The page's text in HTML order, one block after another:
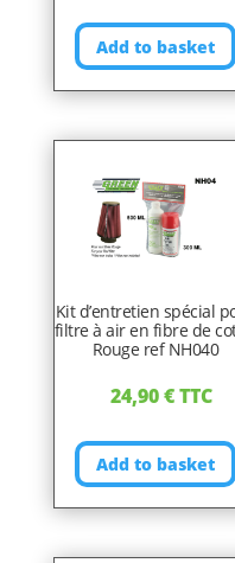
Add to basket
Kit d’entretien spécial
filtre à air en fibre de
Rouge ref NH040
24,90€TTC
Add to basket